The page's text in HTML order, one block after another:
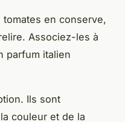
en conserve,
Associez-les à
parfum italien
Ils sont
couleur et de la